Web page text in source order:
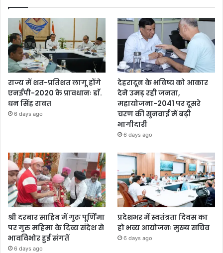
राज्य में शत-प्रतिशत लागू होंगे
एनईपी-2020 के प्रावधानः डाॅ.
धन सिंह रावत
6 days ago
देहरादून के भविष्य को आकार
देने उमड़ रही जनता,
महायोजना-2041 पर दूसरे
चरण की सुनवाई में बढ़ी
भागीदारी
6 days ago
श्री दरबार साहिब में गुरु पूर्णिमा
पर गुरु महिमा के दिव्य संदेश से
भावविभोर हुई संगतें
6 days ago
प्रदेशभर में स्वतंत्रता दिवस का
हो भव्य आयोजनः मुख्य सचिव
6 days ago